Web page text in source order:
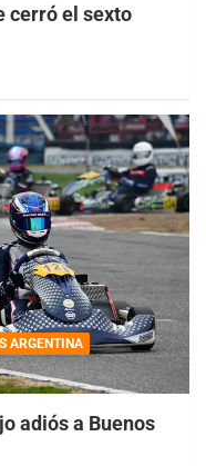
cerró el sexto
ARGENTINA
adiós a Buenos